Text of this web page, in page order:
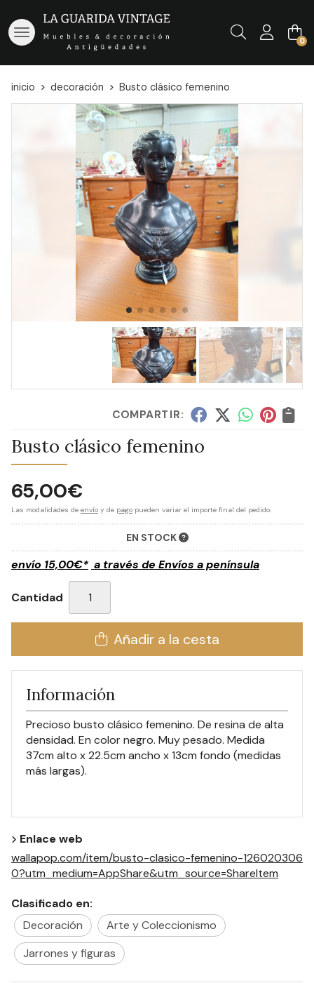
Buscar 0
inicio decoración Busto clásico femenino
COMPARTIR:
Busto clásico femenino
65,00€
Las modalidades de envío y de pago pueden variar el importe final del pedido.
EN STOCK
envío 15,00€* a través de Envíos a península
Cantidad
Añadir a la cesta
Información
Precioso busto clásico femenino. De resina de alta
densidad. En color negro. Muy pesado. Medida
37cm alto x 22.5cm ancho x 13cm fondo (medidas
más largas).
Enlace web
wallapop.com/item/busto-clasico-femenino-126020306
0?utm_medium=AppShare&utm_source=ShareItem
Clasificado en:
Decoración
Arte y Coleccionismo
Jarrones y figuras